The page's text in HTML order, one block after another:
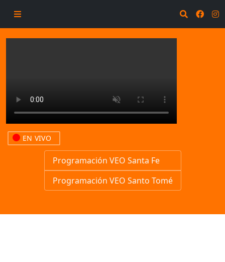
EN VIVO
Programación VEO Santa Fe
Programación VEO Santo Tomé